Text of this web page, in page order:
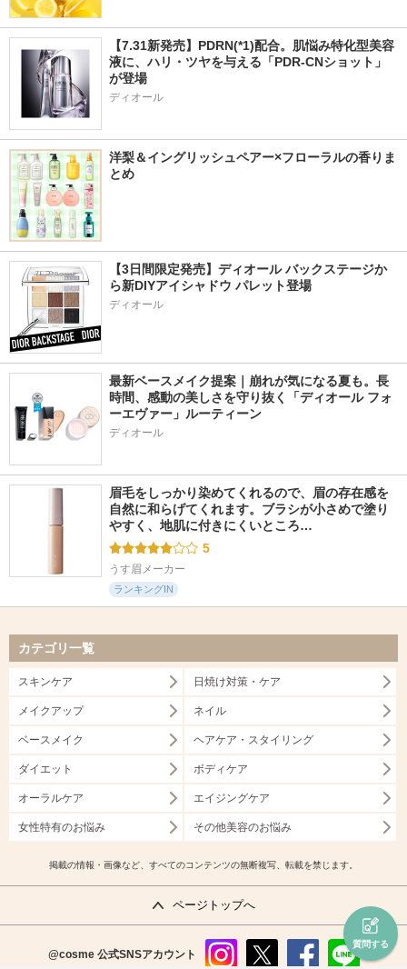
質問する
【7.31新発売】PDRN(*1)配合。肌悩み特化型美容
液に、ハリ・ツヤを与える「PDR-CNショット」
が登場
ディオール
洋梨＆イングリッシュペアー×フローラルの香りま
とめ
【3日間限定発売】ディオール バックステージか
ら新DIYアイシャドウ パレット登場
ディオール
最新ベースメイク提案｜崩れが気になる夏も。長
時間、感動の美しさを守り抜く「ディオール フォ
ーエヴァー」ルーティーン
ディオール
眉毛をしっかり染めてくれるので、眉の存在感を
自然に和らげてくれます。ブラシが小さめで塗り
やすく、地肌に付きにくいところ…
5
うす眉メーカー
ランキングIN
カテゴリ一覧
スキンケア 日焼け対策・ケア
メイクアップ ネイル
ベースメイク ヘアケア・スタイリング
ダイエット ボディケア
オーラルケア エイジングケア
女性特有のお悩み その他美容のお悩み
掲載の情報・画像など、すべてのコンテンツの無断複写、転載を禁じます。
ページトップへ
@cosme 公式SNSアカウント